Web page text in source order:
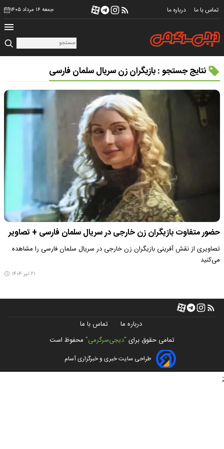
تماس با ما درباره ما جمعه ۱۶ مرداد ۱۴۰۵
نتایج جستجو : بازیگران زن سریال سلمان فارسی
حضور متفاوت بازیگران زن خارجی در سریال سلمان فارسی + تصاویر
تصاویری از نقش آفرینی بازیگران زن خارجی در سریال سلمان فارسی را مشاهده
می‌کنید
۲۱ تیر ۱۴۰۴
درباره ما
تماس با ما
تمامی حقوق برای "دیجی‌سرگرمی" محفوظ است
طراحی سایت خبری و خبرگزاری آسام
;